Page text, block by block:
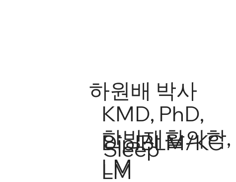
하원배 박사
KMD, PhD,
DipIBLM/KC
LM
Sleep
한방재활의학,
LM